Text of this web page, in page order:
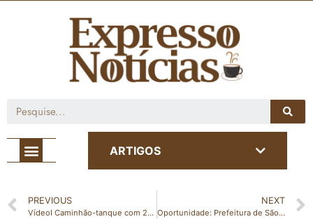
ARTIGOS
PREVIOUS
VídeoI Caminhão-tanque com 20 mil litros de gasolina em chamas cria risco de explosão em Águia Branca
NEXT
Oportunidade: Prefeitura de São Gabriel abre processo seletivo simplificado da Secretaria Municipal de Saúde nº. 001/2023